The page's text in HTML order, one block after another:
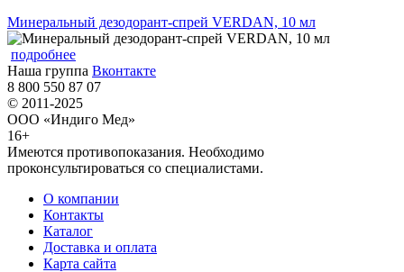
Минеральный дезодорант-спрей VERDAN, 10 мл
подробнее
Наша группа Вконтакте
8 800 550 87 07
© 2011-2025
ООО «Индиго Мед»
16+
Имеются противопоказания. Необходимо
проконсультироваться со специалистами.
О компании
Контакты
Каталог
Доставка и оплата
Карта сайта